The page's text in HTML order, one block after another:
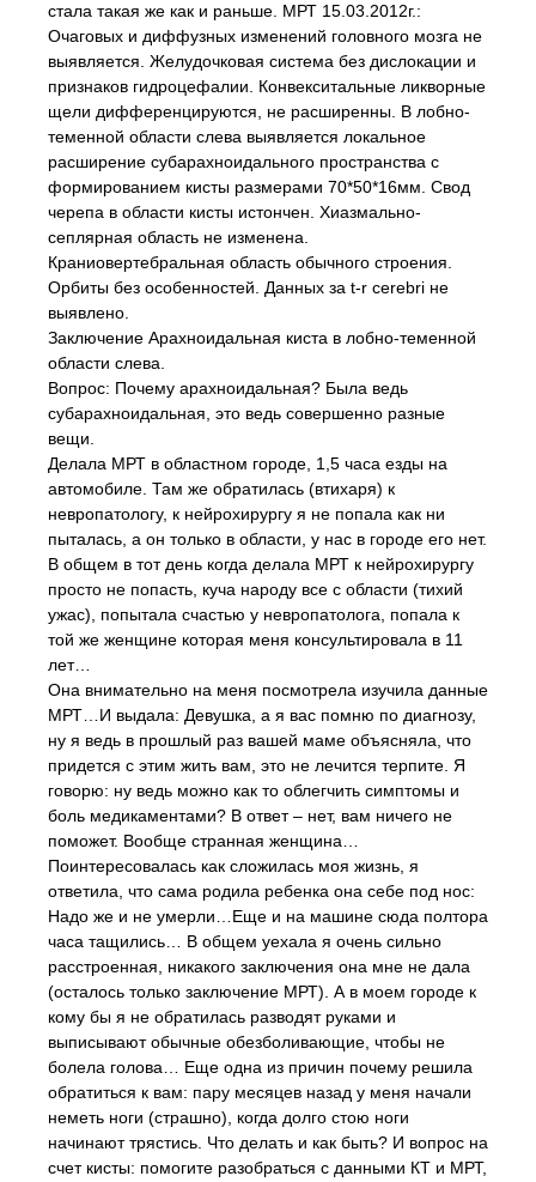
стала такая же как и раньше. МРТ 15.03.2012г.:
Очаговых и диффузных изменений головного мозга не
выявляется. Желудочковая система без дислокации и
признаков гидроцефалии. Конвекситальные ликворные
щели дифференцируются, не расширенны. В лобно-
теменной области слева выявляется локальное
расширение субарахноидального пространства с
формированием кисты размерами 70*50*16мм. Свод
черепа в области кисты истончен. Хиазмально-
сеплярная область не изменена.
Краниовертебральная область обычного строения.
Орбиты без особенностей. Данных за t-r cerebri не
выявлено.
Заключение Арахноидальная киста в лобно-теменной
области слева.
Вопрос: Почему арахноидальная? Была ведь
субарахноидальная, это ведь совершенно разные
вещи.
Делала МРТ в областном городе, 1,5 часа езды на
автомобиле. Там же обратилась (втихаря) к
невропатологу, к нейрохирургу я не попала как ни
пыталась, а он только в области, у нас в городе его нет.
В общем в тот день когда делала МРТ к нейрохирургу
просто не попасть, куча народу все с области (тихий
ужас), попытала счастью у невропатолога, попала к
той же женщине которая меня консультировала в 11
лет…
Она внимательно на меня посмотрела изучила данные
МРТ…И выдала: Девушка, а я вас помню по диагнозу,
ну я ведь в прошлый раз вашей маме объясняла, что
придется с этим жить вам, это не лечится терпите. Я
говорю: ну ведь можно как то облегчить симптомы и
боль медикаментами? В ответ – нет, вам ничего не
поможет. Вообще странная женщина…
Поинтересовалась как сложилась моя жизнь, я
ответила, что сама родила ребенка она себе под нос:
Надо же и не умерли…Еще и на машине сюда полтора
часа тащились… В общем уехала я очень сильно
расстроенная, никакого заключения она мне не дала
(осталось только заключение МРТ). А в моем городе к
кому бы я не обратилась разводят руками и
выписывают обычные обезболивающие, чтобы не
болела голова… Еще одна из причин почему решила
обратиться к вам: пару месяцев назад у меня начали
неметь ноги (страшно), когда долго стою ноги
начинают трястись. Что делать и как быть? И вопрос на
счет кисты: помогите разобраться с данными КТ и МРТ,